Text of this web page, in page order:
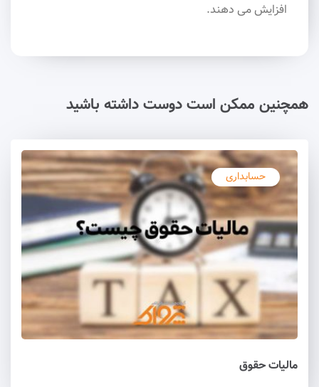
افزایش می دهند.
همچنین ممکن است دوست داشته باشید
حسابداری
مالیات حقوق